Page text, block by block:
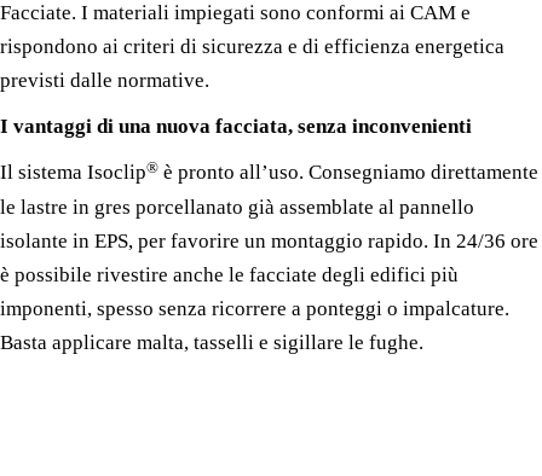
Facciate. I materiali impiegati sono conformi ai CAM e
rispondono ai criteri di sicurezza e di efficienza energetica
previsti dalle normative.
I vantaggi di una nuova facciata, senza inconvenienti
Il sistema Isoclip® è pronto all’uso. Consegniamo direttamente
le lastre in gres porcellanato già assemblate al pannello
isolante in EPS, per favorire un montaggio rapido. In 24/36 ore
è possibile rivestire anche le facciate degli edifici più
imponenti, spesso senza ricorrere a ponteggi o impalcature.
Basta applicare malta, tasselli e sigillare le fughe.